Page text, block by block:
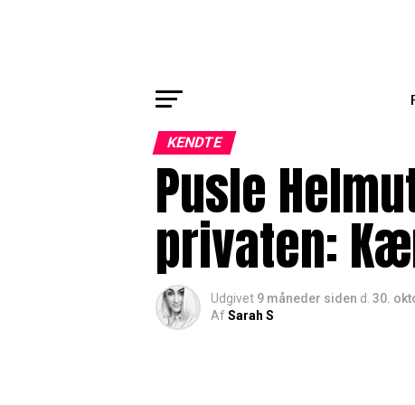
KENDTE
Pusle
privaten:
Udgivet 9 måneder siden d. 30.
AfSarah S